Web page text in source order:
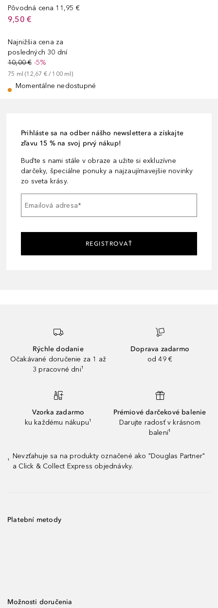
Pôvodná cena 11,95 €
9,50 €
Najnižšia cena za
posledných 30 dní
10,00 €-5%
75 ml (12,67 € / 100 ml )
Momentálne nedostupné
Prihláste sa na odber nášho newslettera a získajte
zľavu 15 % na svoj prvý nákup!
Buďte s nami stále v obraze a užite si exkluzívne
darčeky, špeciálne ponuky a najzaujímavejšie novinky
zo sveta krásy.
Emailová adresa*
REGISTROVAŤ
Rýchle dodanie
Očakávané doručenie za 1 až
3 pracovné dni¹
Doprava zadarmo
od 49 €
Vzorka zadarmo
ku každému nákupu¹
Prémiové darčekové balenie
Darujte radosť v krásnom
balení¹
¹
Nevzťahuje sa na produkty označené ako "Douglas Partner"
a Click & Collect Express objednávky.
Platební metody
Možnosti doručenia